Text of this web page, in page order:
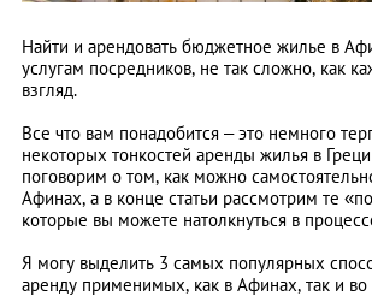
Найти и арендовать бюджетное жилье в
услугам посредников, не так сложно, как
взгляд.
Все что вам понадобится – это немного
некоторых тонкостей аренды жилья в
поговорим о том, как можно
Афинах, а в конце статьи рассмотрим те
которые вы можете натолкнуться в
Я могу выделить 3 самых популярных
аренду применимых, как в Афинах, так и во